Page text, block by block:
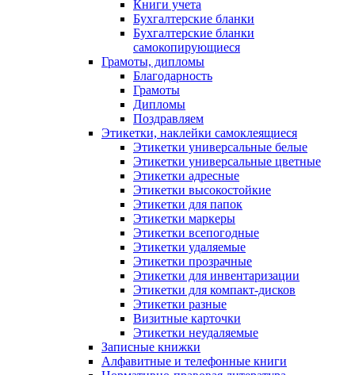
Книги учета
Бухгалтерские бланки
Бухгалтерские бланки
самокопирующиеся
Грамоты, дипломы
Благодарность
Грамоты
Дипломы
Поздравляем
Этикетки, наклейки самоклеящиеся
Этикетки универсальные белые
Этикетки универсальные цветные
Этикетки адресные
Этикетки высокостойкие
Этикетки для папок
Этикетки маркеры
Этикетки всепогодные
Этикетки удаляемые
Этикетки прозрачные
Этикетки для инвентаризации
Этикетки для компакт-дисков
Этикетки разные
Визитные карточки
Этикетки неудаляемые
Записные книжки
Алфавитные и телефонные книги